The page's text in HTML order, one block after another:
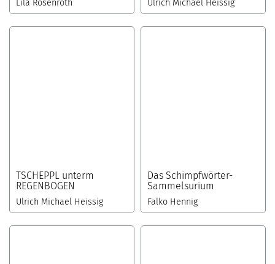
Lila Rosenroth
Ulrich Michael Heissig
TSCHEPPL unterm
REGENBOGEN
Ulrich Michael Heissig
Das Schimpfwörter-
Sammelsurium
Falko Hennig